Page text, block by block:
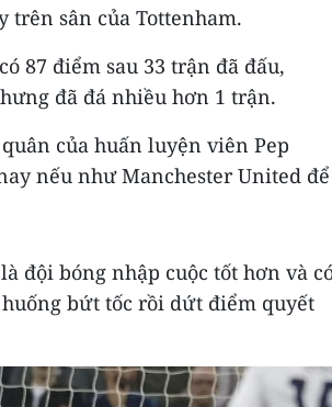
trên sân của Tottenham.
87 điểm sau 33 trận đã đấu,
đã đá nhiều hơn 1 trận.
của huấn luyện viên Pep
nếu như Manchester United để
đội bóng nhập cuộc tốt hơn và
bứt tốc rồi dứt điểm quyết